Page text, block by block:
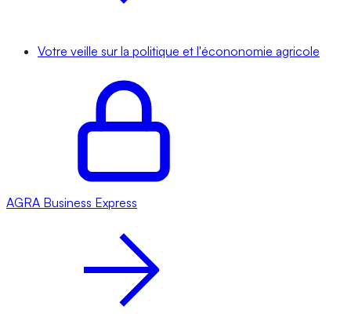
Votre veille sur la politique et l'écononomie agricole
AGRA Business Express